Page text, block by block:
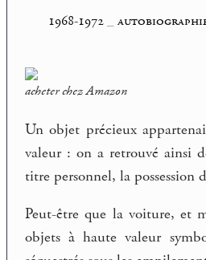
1968-1972_
acheter chez Amazon
Un objet précieux
valeur : on a retrouvé ainsi
titre personnel, la possession
Peut-être que la voiture, et
objets à haute valeur